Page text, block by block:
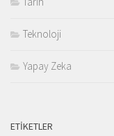
Teknoloji
Yapay Zeka
ETIKETLER